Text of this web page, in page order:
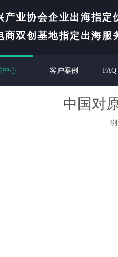
产业协会企业出海指定
商双创基地指定出海服
中心 客户案例 FAQ
中国对